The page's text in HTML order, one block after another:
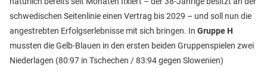
schwedischen Seitenlinie einen Vertrag bis 2029 – und soll nun die
angestrebten Erfolgserlebnisse mit sich bringen. In Gruppe H
mussten die Gelb-Blauen in den ersten beiden Gruppenspielen zwei
Niederlagen (80:97 in Tschechen / 83:94 gegen Slowenien)